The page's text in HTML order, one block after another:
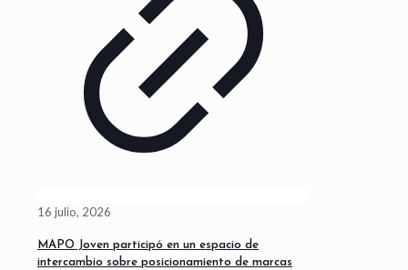
16 julio, 2026
MAPO Joven participó en un espacio de
intercambio sobre posicionamiento de marcas